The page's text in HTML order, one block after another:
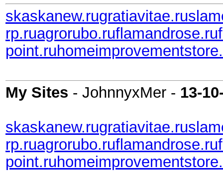
skaskanew.rugratiavitae.ru
rp.ruagrorubo.ruflamandrose.ru
point.ru
My Sites - JohnnyxMer - 13-
skaskanew.rugratiavitae.ru
rp.ruagrorubo.ruflamandrose.ru
point.ru